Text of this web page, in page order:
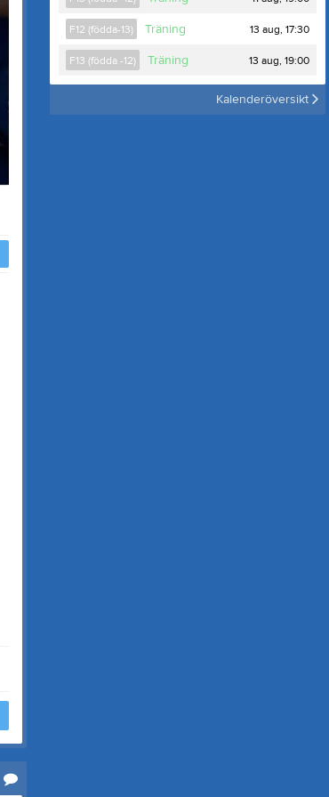
F12 (födda-13) Träning 13 aug, 17:30
F13 (födda -12) Träning 13 aug, 19:00
Kalenderöversikt